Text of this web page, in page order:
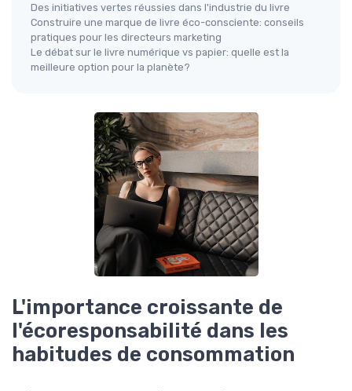
Des initiatives vertes réussies dans l'industrie du livre
Construire une marque de livre éco-consciente: conseils
pratiques pour les directeurs marketing
Le débat sur le livre numérique vs papier: quelle est la
meilleure option pour la planète?
L'importance croissante de
l'écoresponsabilité dans les
habitudes de consommation